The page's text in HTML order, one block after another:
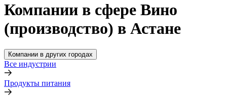
Компании в сфере Вино
(производство) в Астане
Компании в других городах
Все индустрии
Продукты питания